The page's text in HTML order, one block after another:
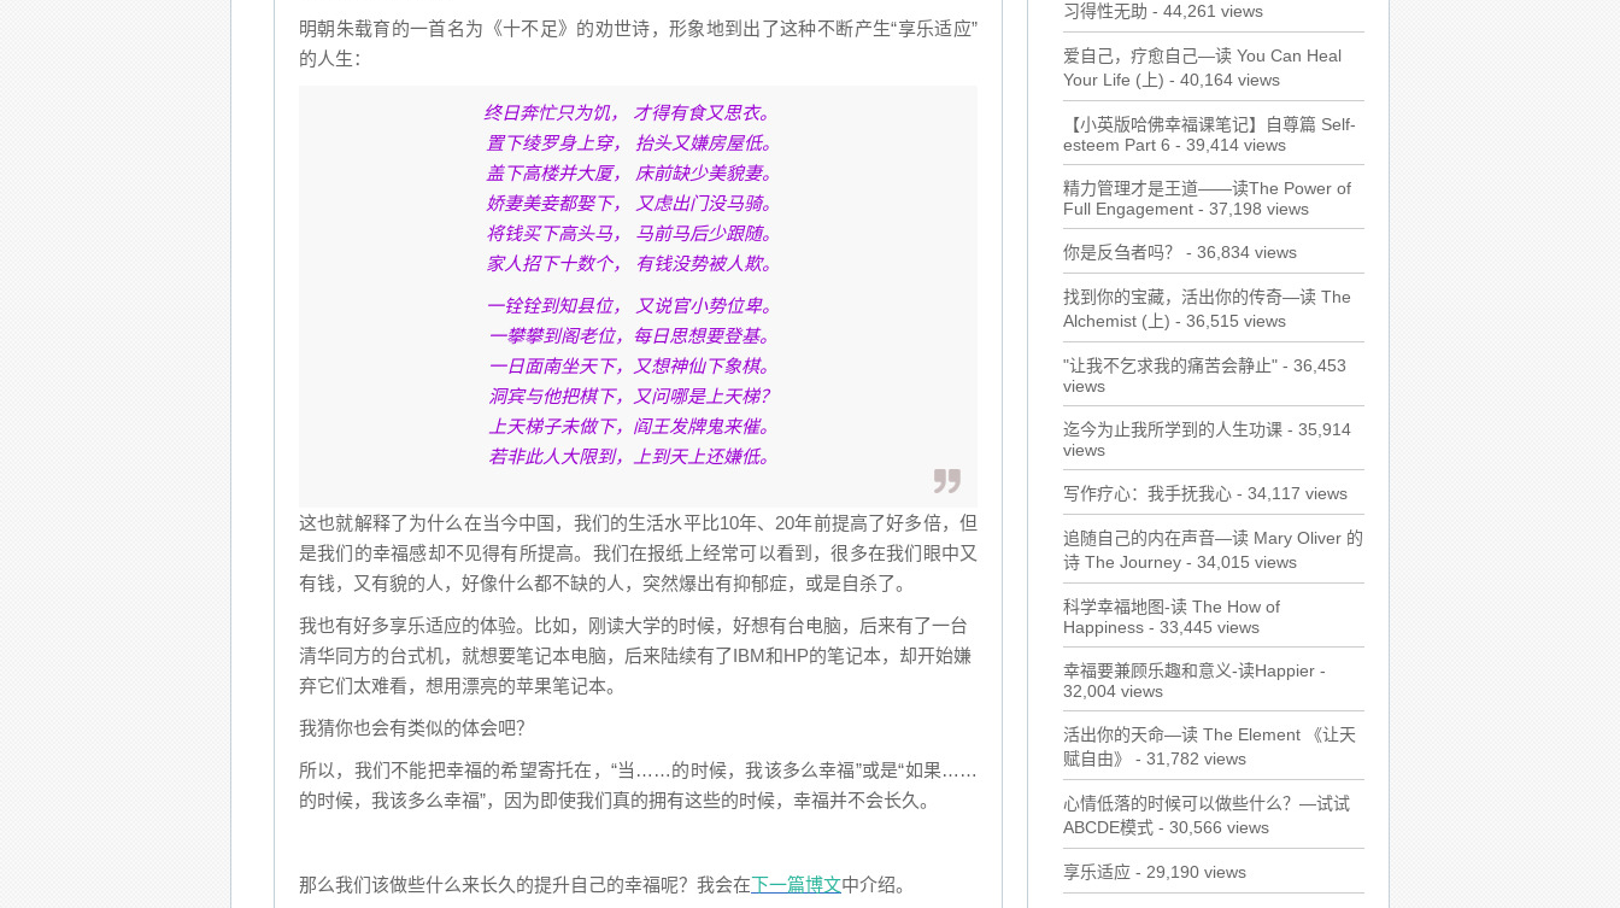
明朝朱载育的一首名为《十不足》的劝世诗，形象地到出了这种不断产生“享乐适应”
的人生：
终日奔忙只为饥， 才得有食又思衣。
置下绫罗身上穿， 抬头又嫌房屋低。
盖下高楼并大厦， 床前缺少美貌妻。
娇妻美妾都娶下， 又虑出门没马骑。
将钱买下高头马， 马前马后少跟随。
家人招下十数个， 有钱没势被人欺。
一铨铨到知县位， 又说官小势位卑。
一攀攀到阁老位，每日思想要登基。
一日面南坐天下，又想神仙下象棋。
洞宾与他把棋下，又问哪是上天梯？
上天梯子未做下，阎王发牌鬼来催。
若非此人大限到，上到天上还嫌低。
这也就解释了为什么在当今中国，我们的生活水平比10年、20年前提高了好多倍，但
是我们的幸福感却不见得有所提高。我们在报纸上经常可以看到，很多在我们眼中又
有钱，又有貌的人，好像什么都不缺的人，突然爆出有抑郁症，或是自杀了。
我也有好多享乐适应的体验。比如，刚读大学的时候，好想有台电脑，后来有了一台
清华同方的台式机，就想要笔记本电脑，后来陆续有了IBM和HP的笔记本，却开始嫌
弃它们太难看，想用漂亮的苹果笔记本。
我猜你也会有类似的体会吧？
所以，我们不能把幸福的希望寄托在，“当……的时候，我该多么幸福”或是“如果……
的时候，我该多么幸福”，因为即使我们真的拥有这些的时候，幸福并不会长久。
那么我们该做些什么来长久的提升自己的幸福呢？我会在下一篇博文中介绍。
习得性无助 - 44,261 views
爱自己，疗愈自己—读 You Can Heal
Your Life (上) - 40,164 views
【小英版哈佛幸福课笔记】自尊篇 Self-
esteem Part 6 - 39,414 views
精力管理才是王道——读The Power of
Full Engagement - 37,198 views
你是反刍者吗？ - 36,834 views
找到你的宝藏，活出你的传奇—读 The
Alchemist (上) - 36,515 views
"让我不乞求我的痛苦会静止" - 36,453
views
迄今为止我所学到的人生功课 - 35,914
views
写作疗心：我手抚我心 - 34,117 views
追随自己的内在声音—读 Mary Oliver 的
诗 The Journey - 34,015 views
科学幸福地图-读 The How of
Happiness - 33,445 views
幸福要兼顾乐趣和意义-读Happier -
32,004 views
活出你的天命—读 The Element 《让天
赋自由》
- 31,782 views
心情低落的时候可以做些什么？—试试
ABCDE模式 - 30,566 views
享乐适应 - 29,190 views